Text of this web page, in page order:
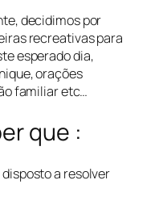
decidimos por
recreativas para
esperado dia,
orações
familiar etc…
que :
a resolver